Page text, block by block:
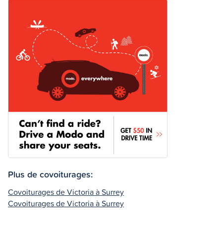
Plus de covoiturages:
Covoiturages de Victoria à Surrey
Covoiturages de Victoria à Surrey